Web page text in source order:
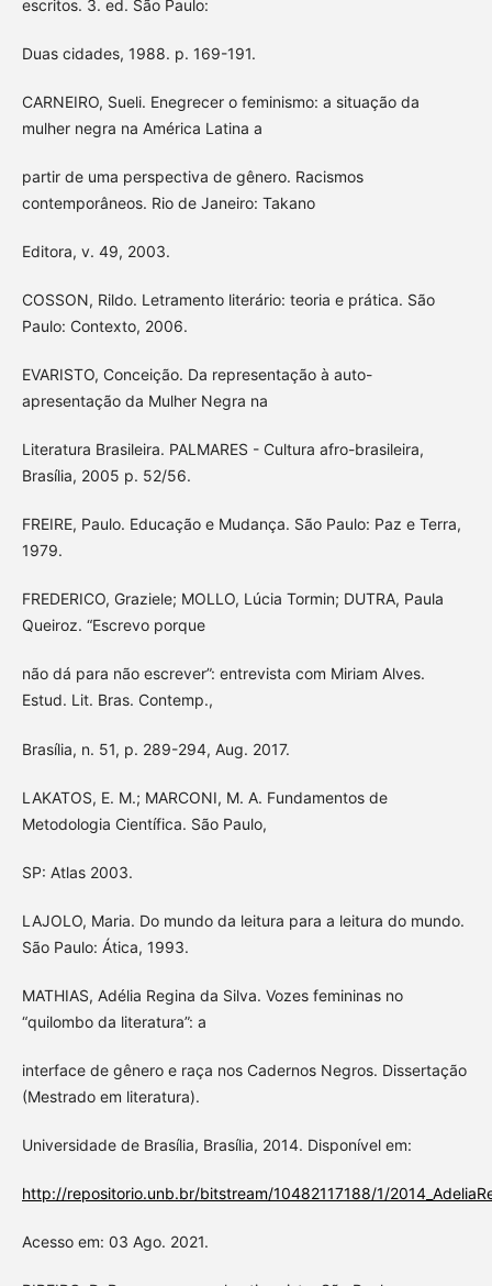
escritos. 3. ed. São Paulo:
Duas cidades, 1988. p. 169-191.
CARNEIRO, Sueli. Enegrecer o feminismo: a situação da
mulher negra na América Latina a
partir de uma perspectiva de gênero. Racismos
contemporâneos. Rio de Janeiro: Takano
Editora, v. 49, 2003.
COSSON, Rildo. Letramento literário: teoria e prática. São
Paulo: Contexto, 2006.
EVARISTO, Conceição. Da representação à auto-
apresentação da Mulher Negra na
Literatura Brasileira. PALMARES - Cultura afro-brasileira,
Brasília, 2005 p. 52/56.
FREIRE, Paulo. Educação e Mudança. São Paulo: Paz e Terra,
1979.
FREDERICO, Graziele; MOLLO, Lúcia Tormin; DUTRA, Paula
Queiroz. “Escrevo porque
não dá para não escrever”: entrevista com Miriam Alves.
Estud. Lit. Bras. Contemp.,
Brasília, n. 51, p. 289-294, Aug. 2017.
LAKATOS, E. M.; MARCONI, M. A. Fundamentos de
Metodologia Científica. São Paulo,
SP: Atlas 2003.
LAJOLO, Maria. Do mundo da leitura para a leitura do mundo.
São Paulo: Ática, 1993.
MATHIAS, Adélia Regina da Silva. Vozes femininas no
“quilombo da literatura”: a
interface de gênero e raça nos Cadernos Negros. Dissertação
(Mestrado em literatura).
Universidade de Brasília, Brasília, 2014. Disponível em:
http://repositorio.unb.br/bitstream/10482117188/1/
Acesso em: 03 Ago. 2021.